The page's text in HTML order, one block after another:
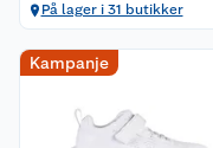
På lager i 31 butikker
Kampanje